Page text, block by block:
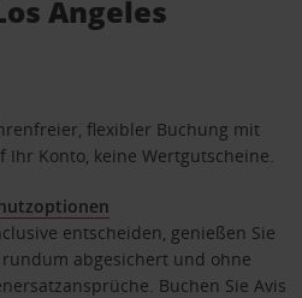
Angeles
flexibler Buchung mit
Konto, keine Wertgutscheine.
entscheiden, genießen Sie
abgesichert und ohne
Buchen Sie Avis